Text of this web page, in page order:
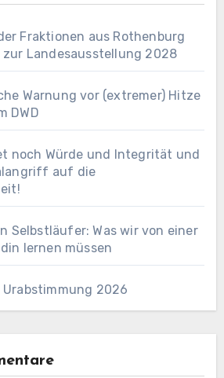
Fraktionen aus Rothenburg
zur Landesausstellung 2028
Warnung vor (extremer) Hitze
DWD
noch Würde und Integrität und
auf die
Selbstläufer: Was wir von einer
lernen müssen
Urabstimmung 2026